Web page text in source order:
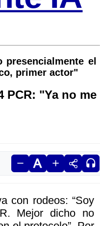
el
primer actor"
PCR: "Ya no me
con rodeos: “Soy
Mejor dicho no